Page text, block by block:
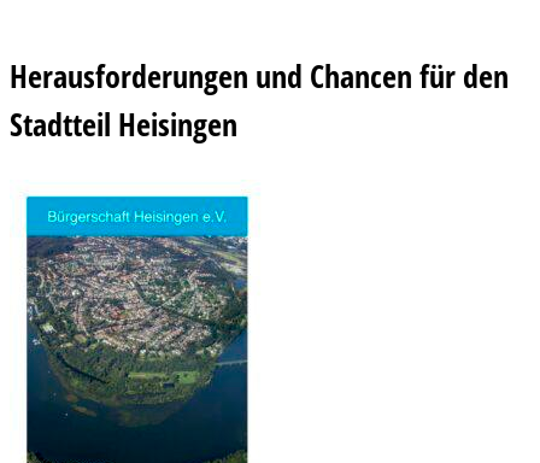
Herausforderungen und Chancen für den
Stadtteil Heisingen